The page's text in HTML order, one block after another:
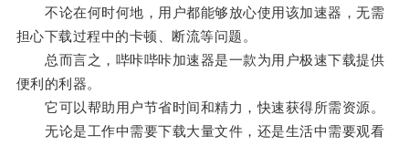
不论在何时何地，用户都能够放心使用该加速器，无需
担心下载过程中的卡顿、断流等问题。
总而言之，哔咔哔咔加速器是一款为用户极速下载提供
便利的利器。
它可以帮助用户节省时间和精力，快速获得所需资源。
无论是工作中需要下载大量文件，还是生活中需要观看